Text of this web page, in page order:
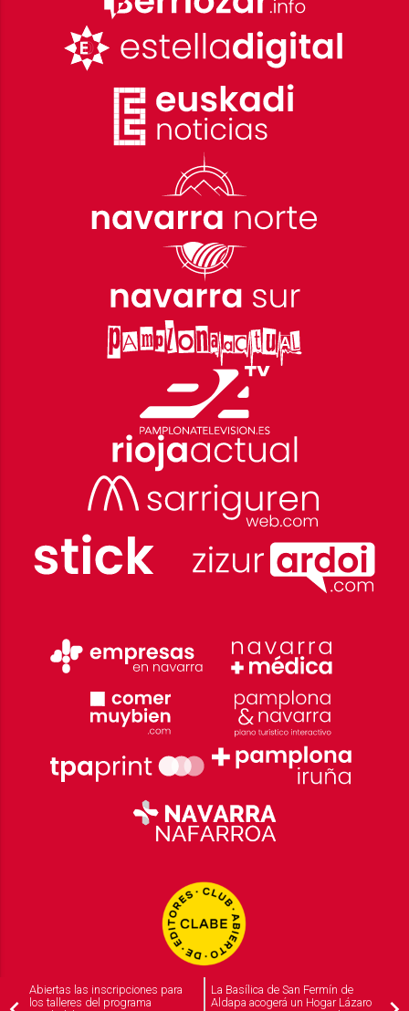
Abiertas las inscripciones para
los talleres del programa
La Basílica de San Fermín de
Aldapa acogerá un Hogar Lázaro